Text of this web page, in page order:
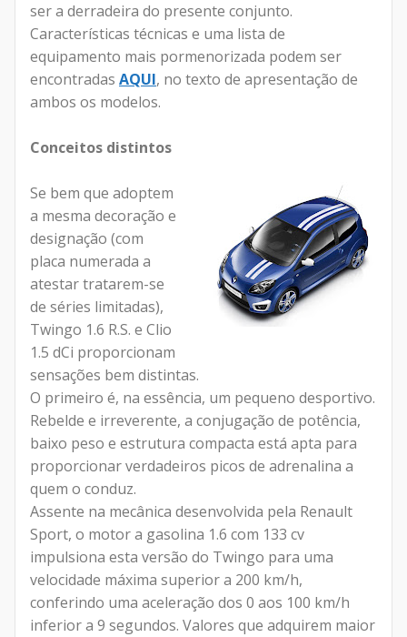
ser a derradeira do presente conjunto.
Características técnicas e uma lista de
equipamento mais pormenorizada podem ser
encontradas AQUI, no texto de apresentação de
ambos os modelos.
Conceitos distintos
Se bem que adoptem
a mesma decoração e
designação (com
placa numerada a
atestar tratarem-se
de séries limitadas),
Twingo 1.6 R.S. e Clio
1.5 dCi proporcionam
sensações bem distintas.
O primeiro é, na essência, um pequeno desportivo.
Rebelde e irreverente, a conjugação de potência,
baixo peso e estrutura compacta está apta para
proporcionar verdadeiros picos de adrenalina a
quem o conduz.
Assente na mecânica desenvolvida pela Renault
Sport, o motor a gasolina 1.6 com 133 cv
impulsiona esta versão do Twingo para uma
velocidade máxima superior a 200 km/h,
conferindo uma aceleração dos 0 aos 100 km/h
inferior a 9 segundos. Valores que adquirem maior